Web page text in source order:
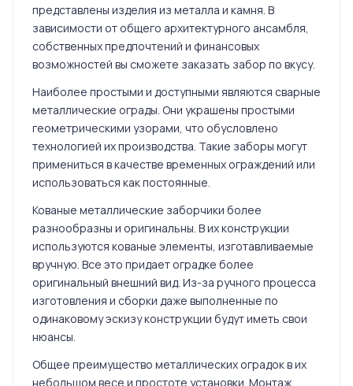
представлены изделия из металла и камня. В
зависимости от общего архитектурного ансамбля,
собственных предпочтений и финансовых
возможностей вы сможете заказать забор по вкусу.
Наиболее простыми и доступными являются сварные
металлические ограды. Они украшены простыми
геометрическими узорами, что обусловлено
технологией их производства. Такие заборы могут
примениться в качестве временных ограждений или
использоваться как постоянные.
Кованые металлические заборчики более
разнообразны и оригинальны. В их конструкции
используются кованые элементы, изготавливаемые
вручную. Все это придает оградке более
оригинальный внешний вид. Из-за ручного процесса
изготовления и сборки даже выполненные по
одинаковому эскизу конструкции будут иметь свои
нюансы.
Общее преимущество металлических оградок в их
небольшом весе и простоте установки. Монтаж